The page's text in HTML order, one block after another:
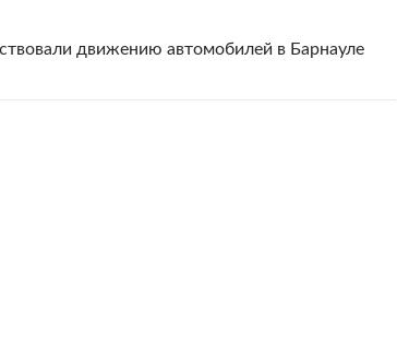
движению автомобилей в Барнауле